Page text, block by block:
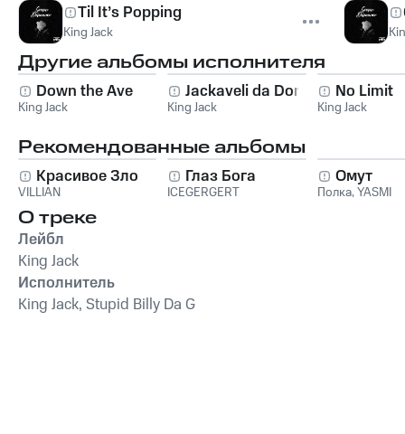
Til It’s Popping
King Jack
Другие альбомы исполнителя
Down the Ave
King Jack
Jackaveli da Don 2
King Jack
No Limit
King Jack
Рекомендованные альбомы
Красивое Зло
VILLIAN
Глаз Бога
ICEGERGERT
Омут
Полка,YASMI
О треке
Лейбл
King Jack
Исполнитель
King Jack, Stupid Billy Da G